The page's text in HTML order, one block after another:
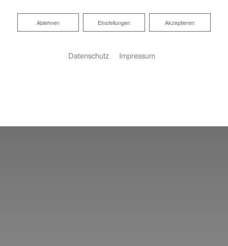
Akzeptieren
Einstellungen
Ablehnen
Ablehnen
Datenschutz Impressum